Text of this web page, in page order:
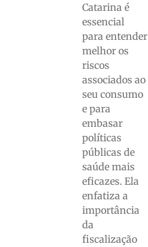
Catarina é
essencial
para entender
melhor os
riscos
associados ao
seu consumo
e para
embasar
políticas
públicas de
saúde mais
eficazes. Ela
enfatiza a
importância
da
fiscalização